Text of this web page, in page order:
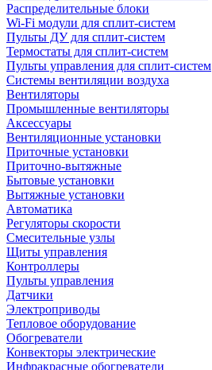
Распределительные блоки
Wi-Fi модули для сплит-систем
Пульты ДУ для сплит-систем
Термостаты для сплит-систем
Пульты управления для сплит-систем
Системы вентиляции воздуха
Вентиляторы
Промышленные вентиляторы
Аксессуары
Вентиляционные установки
Приточные установки
Приточно-вытяжные
Бытовые установки
Вытяжные установки
Автоматика
Регуляторы скорости
Смесительные узлы
Щиты управления
Контроллеры
Пульты управления
Датчики
Электроприводы
Тепловое оборудование
Обогреватели
Конвекторы электрические
Инфракрасные обогреватели